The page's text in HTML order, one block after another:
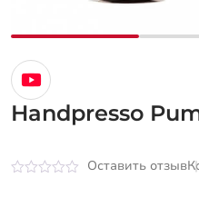
Handpresso
Оставить отзыв